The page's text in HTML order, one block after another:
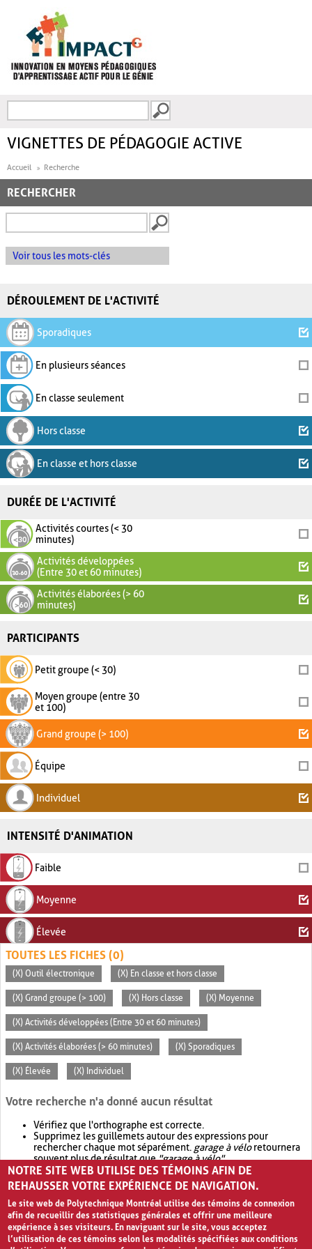
FORMULAIRE DE
VIGNETTES DE PÉDAGOGIE ACTIVE
Accueil Recherche
RECHERCHER
Voir tous les mots-clés
DÉROULEMENT DE L'ACTIVITÉ
Sporadiques
En plusieurs séances
En classe seulement
Hors classe
En classe et hors classe
DURÉE DE L'ACTIVITÉ
Activités courtes (< 30
minutes)
Activités développées
(Entre 30 et 60 minutes)
Activités élaborées (> 60
minutes)
PARTICIPANTS
Petit groupe (< 30)
Moyen groupe (entre 30
et 100)
Grand groupe (> 100)
Équipe
Individuel
INTENSITÉ D'ANIMATION
Faible
Moyenne
Élevée
TOUTES LES FICHES (0)
(X) Outil électronique (X) En classe et hors classe
(X) Grand groupe (> 100) (X) Hors classe (X) Moyenne
(X) Activités développées (Entre 30 et 60 minutes)
(X) Activités élaborées (> 60 minutes) (X) Sporadiques
(X) Élevée (X) Individuel
Votre recherche n'a donné aucun résultat
Vérifiez que l'orthographe est correcte.
Supprimez les guillemets autour des expressions pour
rechercher chaque mot séparément. garage à véloretournera
souvent plus de résultat que"garage à vélo".
Envisagez d'élargir votre recherche avec OR.garage OR vélo
retournera souvent plus de résultat quegarage à vélo
NOTRE SITE WEB UTILISE DES TÉMOINS AFIN DE
REHAUSSER VOTRE EXPÉRIENCE DE NAVIGATION.
Le site web de Polytechnique Montréal utilise des témoins de connexion
afin de recueillir des statistiques générales et offrir une meilleure
expérience à ses visiteurs. En naviguant sur le site, vous acceptez
l’utilisation de ces témoins selon les modalités spécifiées aux conditions